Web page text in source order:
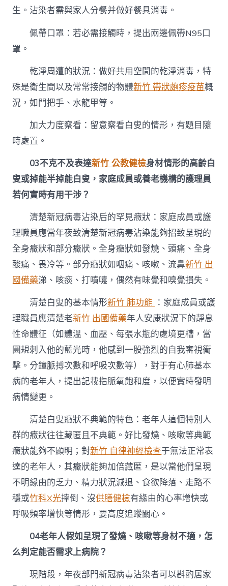
生。沾染者需與家人分餐并做好餐具消毒。
佩帶口罩：若必需接觸時，提出兩邊佩帶N95口
罩。
乾淨周遭的狀況：做好共用空間的乾淨消毒，特
殊是衛生間以及常常接觸的物體新竹 帶狀皰疹疫苗概
況，如門把手、水龍甲等。
加大力度察看：留意察看白叟的情形，有題目隨
時處置。
03不克不及表達新竹 公教健檢身材情形的高齡白
叟或掉能半掉能白叟，家庭成員或養老機構的護理員
若何實時有用干涉？
清楚新冠病毒沾染后的罕見癥狀：家庭成員或護
理職員應當年夜致清楚新冠病毒沾染能夠招致呈現的
全身癥狀和部分癥狀。全身癥狀如發燒、頭痛、全身
酸痛、畏冷等。部分癥狀如咽痛、咳嗽、流鼻新竹 出
國備藥涕、咳痰、打噴嚏，偶然有味覺和嗅覺損失。
清楚白叟的基本情形新竹 肺功能 ：家庭成員或護
理職員應清楚老新竹 出國備藥年人安康狀況下的靜息
性命體征（如體溫、血壓、每張水瓶的處境更糟，當
圓規刺入他的藍光時，他感到一股強烈的自我審視衝
擊。分鐘脈搏次數和呼吸次數等），對于有心肺基本
病的老年人，提出記載指脈氧飽和度，以便實時發明
病情變更。
清楚白叟癥狀不典範的特色：老年人這個特別人
群的癥狀往往藏匿且不典範。好比發燒、咳嗽等典範
癥狀能夠不顯明；對新竹 自律神經檢查于無法正常表
達的老年人，其癥狀能夠加倍藏匿，是以當他們呈現
不明緣由的乏力、精力狀況減退、食欲降落、走路不
穩或竹科X光摔倒、沒供膳健檢有緣由的心率增快或
呼吸頻率增快等情形，要高度追蹤關心。
04老年人假如呈現了發燒、咳嗽等身材不適，怎
么判定能否需求上病院？
現階段，年夜部門新冠病毒沾染者可以斟酌居家